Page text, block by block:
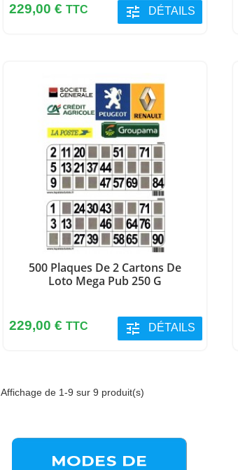
Prix
229,00 € TTC tune DÉTAILS
500 Plaques De 2 Cartons De
Loto Mega Pub 250 G
Prix
229,00 € TTC tune DÉTAILS
Affichage de 1-9 sur 9 produit(s)